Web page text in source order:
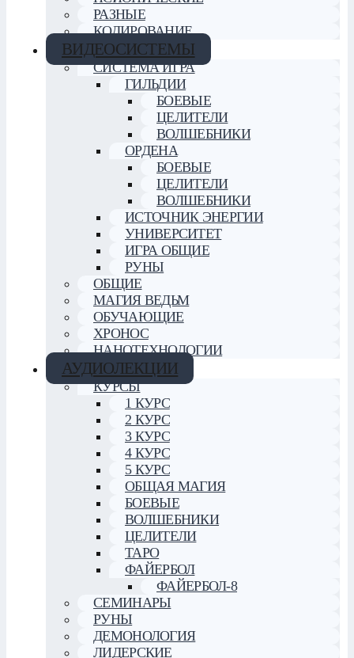
РАЗНЫЕ
КОДИРОВАНИЕ
ВИДЕОСИСТЕМЫ
СИСТЕМА ИГРА
ГИЛЬДИИ
БОЕВЫЕ
ЦЕЛИТЕЛИ
ВОЛШЕБНИКИ
ОРДЕНА
БОЕВЫЕ
ЦЕЛИТЕЛИ
ВОЛШЕБНИКИ
ИСТОЧНИК ЭНЕРГИИ
УНИВЕРСИТЕТ
ИГРА ОБЩИЕ
РУНЫ
ОБЩИЕ
МАГИЯ ВЕДЬМ
ОБУЧАЮЩИЕ
ХРОНОС
НАНОТЕХНОЛОГИИ
АУДИОЛЕКЦИИ
КУРСЫ
1 КУРС
2 КУРС
3 КУРС
4 КУРС
5 КУРС
ОБЩАЯ МАГИЯ
БОЕВЫЕ
ВОЛШЕБНИКИ
ЦЕЛИТЕЛИ
ТАРО
ФАЙЕРБОЛ
ФАЙЕРБОЛ-8
СЕМИНАРЫ
РУНЫ
ДЕМОНОЛОГИЯ
ЛИДЕРСКИЕ